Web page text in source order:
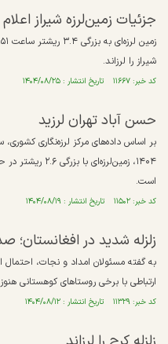
جزئیات زمین‌لرزه شیراز
شیراز را لرزاند.
کد خبر: ۱۱۶۶۷ تاریخ انتشار : ۱۴۰۴/۰۸/۲۵
حسن آباد تهران لرزید
۱۴۰۴،
است.
کد خبر: ۱۱۵۰۲ تاریخ انتشار : ۱۴۰۴/۰۸/۱۹
زلزله شدید در
به گفته مسئولان امداد و نجات، احتمال
ارتباطی با برخی روستاهای کوهستانی
کد خبر: ۱۱۳۲۹ تاریخ انتشار : ۱۴۰۴/۰۸/۱۲